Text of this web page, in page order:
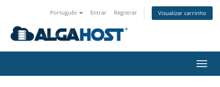
Português Entrar Registrar Visualizar carrinho